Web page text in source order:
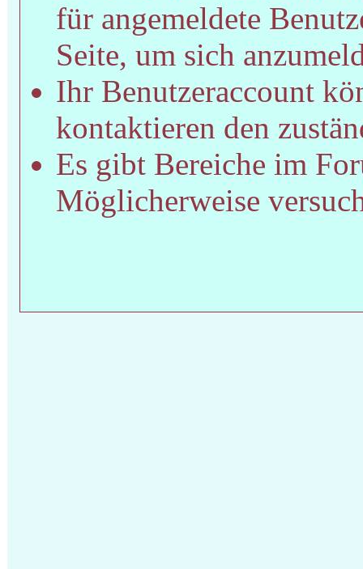
für angemeldete
Seite, um sich
Ihr Benutzeraccount
kontaktieren den
Es gibt Bereiche im
Möglicherweise